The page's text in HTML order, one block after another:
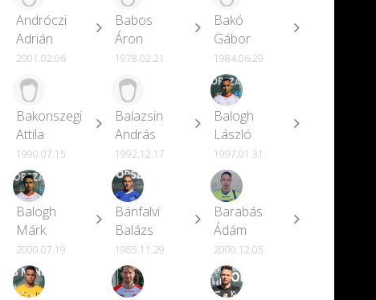
Andróczi
Adrián
2001.02.06
Babos
Áron
1978.02.21
Bakó
Gábor
1984.06.29
Bakonszegi
Attila
1990.07.15
Balazsin
András
1992.12.17
Balogh
László
1997.01.31
Balogh
Márk
2000.07.19
Bánfalvi
Balázs
1985.11.29
Barabás
Ádám
2000.12.05